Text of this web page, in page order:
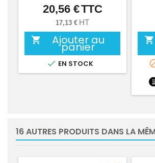
Prix
20,56 €TTC
17,13 € HT
 Ajouter au
panier
 EN STOCK

16 AUTRES PRODUITS DANS LA